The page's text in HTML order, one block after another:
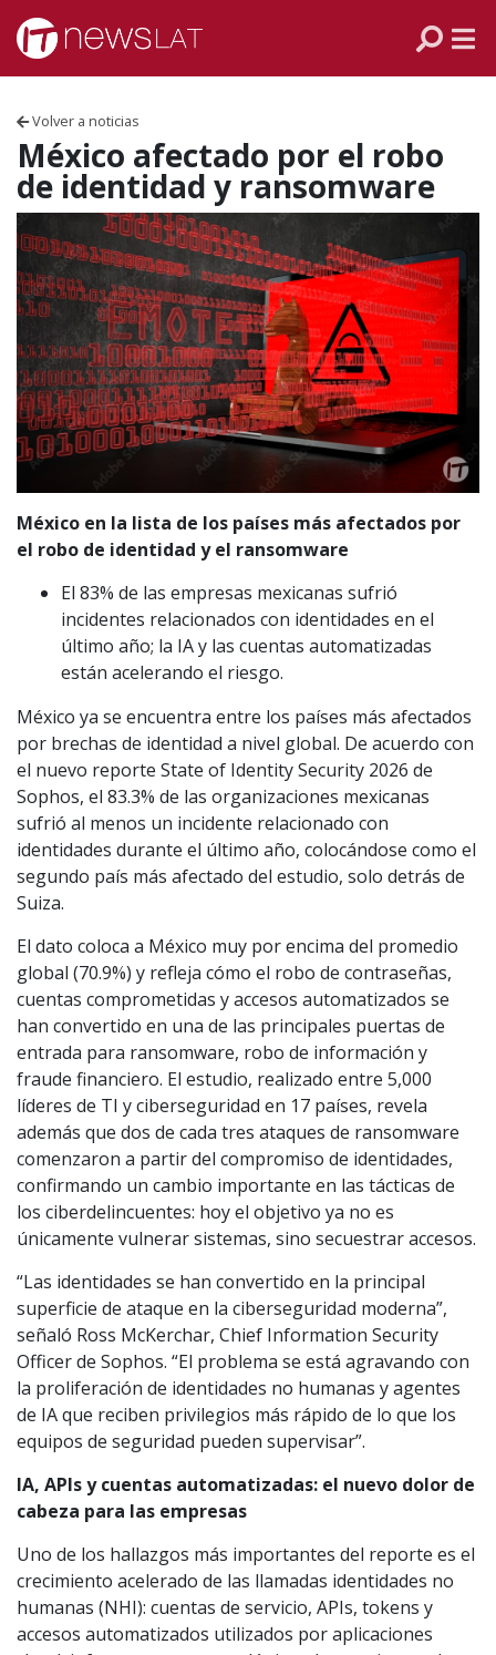
Skip to content
Volver a noticias
México afectado por el robo
de identidad y ransomware
México en la lista de los países más afectados por
el robo de identidad y el ransomware
El 83% de las empresas mexicanas sufrió
incidentes relacionados con identidades en el
último año; la IA y las cuentas automatizadas
están acelerando el riesgo.
México ya se encuentra entre los países más afectados
por brechas de identidad a nivel global. De acuerdo con
el nuevo reporte State of Identity Security 2026 de
Sophos, el 83.3% de las organizaciones mexicanas
sufrió al menos un incidente relacionado con
identidades durante el último año, colocándose como el
segundo país más afectado del estudio, solo detrás de
Suiza.
El dato coloca a México muy por encima del promedio
global (70.9%) y refleja cómo el robo de contraseñas,
cuentas comprometidas y accesos automatizados se
han convertido en una de las principales puertas de
entrada para ransomware, robo de información y
fraude financiero. El estudio, realizado entre 5,000
líderes de TI y ciberseguridad en 17 países, revela
además que dos de cada tres ataques de ransomware
comenzaron a partir del compromiso de identidades,
confirmando un cambio importante en las tácticas de
los ciberdelincuentes: hoy el objetivo ya no es
únicamente vulnerar sistemas, sino secuestrar accesos.
“Las identidades se han convertido en la principal
superficie de ataque en la ciberseguridad moderna”,
señaló Ross McKerchar, Chief Information Security
Officer de Sophos. “El problema se está agravando con
la proliferación de identidades no humanas y agentes
de IA que reciben privilegios más rápido de lo que los
equipos de seguridad pueden supervisar”.
IA, APIs y cuentas automatizadas: el nuevo dolor de
cabeza para las empresas
Uno de los hallazgos más importantes del reporte es el
crecimiento acelerado de las llamadas identidades no
humanas (NHI): cuentas de servicio, APIs, tokens y
accesos automatizados utilizados por aplicaciones
VENEZUELA
ECUADOR
PERÚ
CHILE
ARGENTINA
MÉXICO